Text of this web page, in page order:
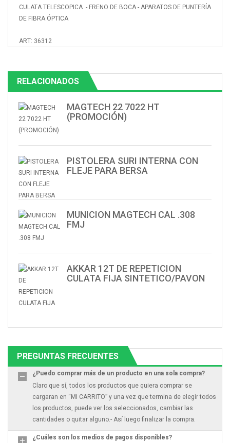
CULATA TELESCOPICA - FRENO DE BOCA - APARATOS DE PUNTERÍA
DE FIBRA ÓPTICA
ART: 36312
RELACIONADOS
MAGTECH 22 7022 HT
(PROMOCIÓN)
PISTOLERA SURI INTERNA CON
FLEJE PARA BERSA
MUNICION MAGTECH CAL .308
FMJ
AKKAR 12T DE REPETICION
CULATA FIJA SINTETICO/PAVON
PREGUNTAS FRECUENTES
¿Puedo comprar más de un producto en una sola compra?
Claro que sí, todos los productos que quiera comprar se
cargaran en “MI CARRITO” y una vez que termina de elegir todos
los productos, puede ver los seleccionados, cambiar las
cantidades o quitar alguno.- Así luego finalizar la compra.
¿Cuáles son los medios de pagos disponibles?